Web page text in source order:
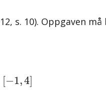
s. 10). Oppgaven må
[−1,4]
4